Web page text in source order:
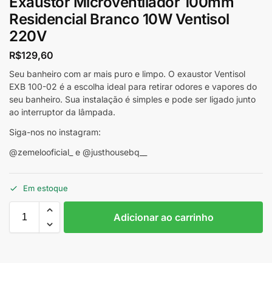
Residencial Branco 10W Ventisol
220V
R$129,60
Seu banheiro com ar mais puro e limpo. O exaustor Ventisol
EXB 100-02 é a escolha ideal para retirar odores e vapores do
seu banheiro. Sua instalação é simples e pode ser ligado junto
ao interruptor da lâmpada.
Siga-nos no instagram:
@zemelooficial_ e @justhousebq__
Em estoque
Adicionar ao carrinho